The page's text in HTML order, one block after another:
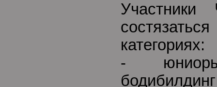
Участники
категориях:
-